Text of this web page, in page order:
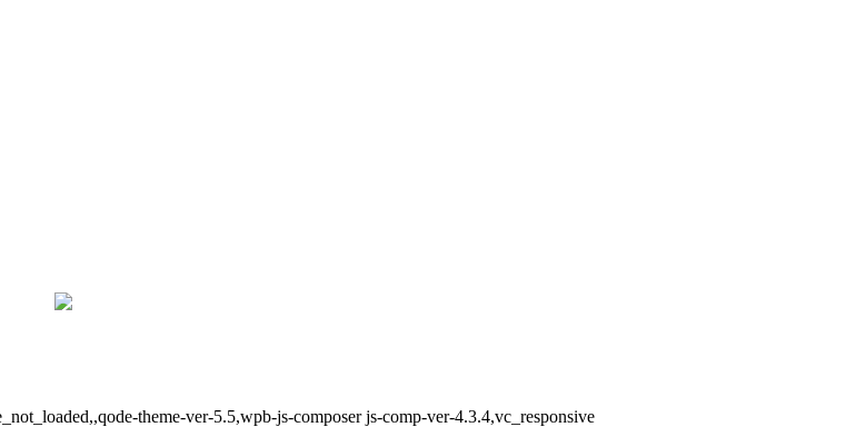
theme-ver-5.5,wpb-js-composer js-comp-ver-4.3.4,vc_responsive